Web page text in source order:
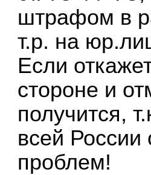
штрафом в
т.р. на
Если
стороне и
получится,
всей России
проблем!